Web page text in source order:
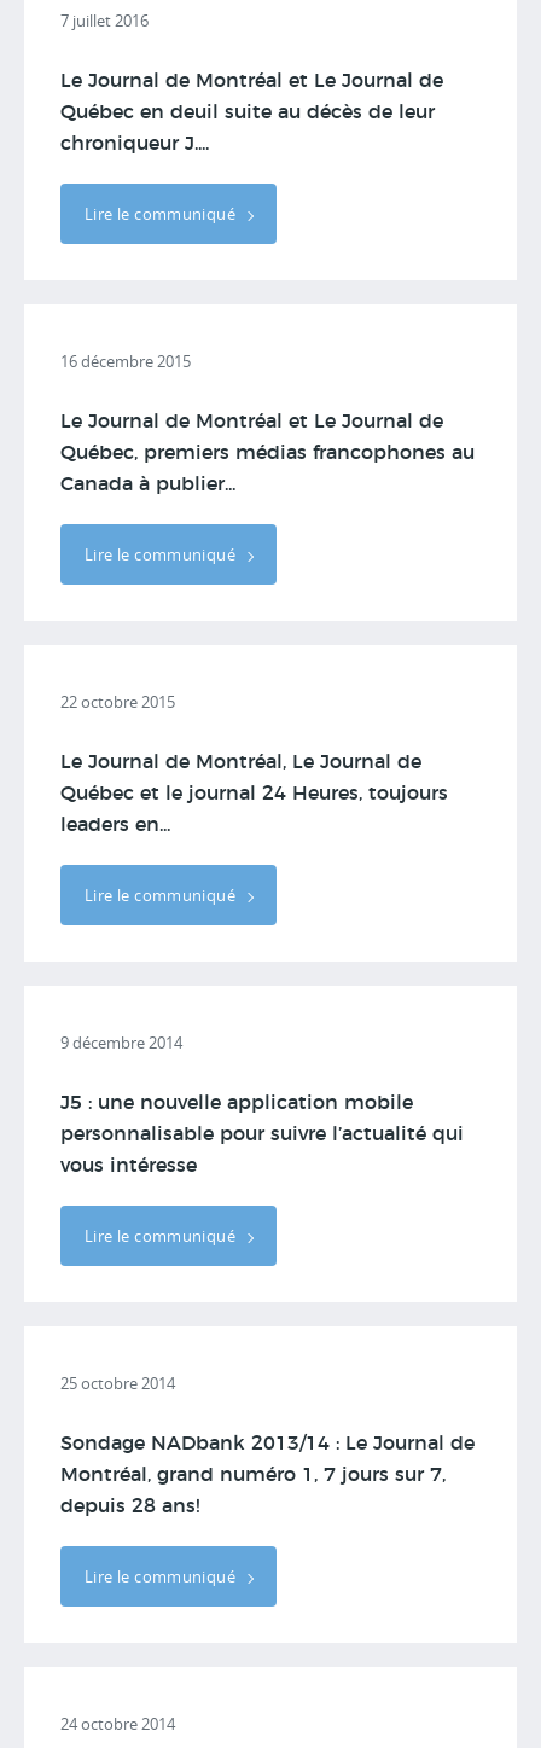
7 juillet 2016
Le Journal de Montréal et Le Journal de
Québec en deuil suite au décès de leur
chroniqueur J....
Lire le communiqué
16 décembre 2015
Le Journal de Montréal et Le Journal de
Québec, premiers médias francophones au
Canada à publier...
Lire le communiqué
22 octobre 2015
Le Journal de Montréal, Le Journal de
Québec et le journal 24 Heures, toujours
leaders en...
Lire le communiqué
9 décembre 2014
J5 : une nouvelle application mobile
personnalisable pour suivre l’actualité qui
vous intéresse
Lire le communiqué
25 octobre 2014
Sondage NADbank 2013/14 : Le Journal de
Montréal, grand numéro 1, 7 jours sur 7,
depuis 28 ans!
Lire le communiqué
24 octobre 2014